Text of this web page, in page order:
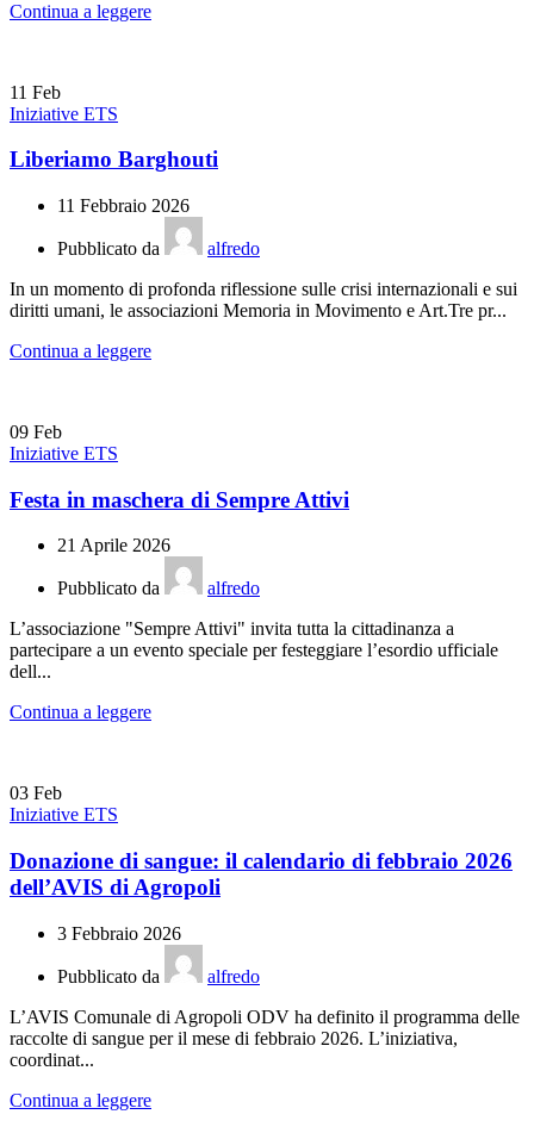
Continua a leggere
11 Feb
Iniziative ETS
Liberiamo Barghouti
11 Febbraio 2026
Pubblicato da
alfredo
In un momento di profonda riflessione sulle crisi internazionali e sui
diritti umani, le associazioni Memoria in Movimento e Art.Tre pr...
Continua a leggere
09 Feb
Iniziative ETS
Festa in maschera di Sempre Attivi
21 Aprile 2026
Pubblicato da
alfredo
L’associazione "Sempre Attivi" invita tutta la cittadinanza a
partecipare a un evento speciale per festeggiare l’esordio ufficiale
dell...
Continua a leggere
03 Feb
Iniziative ETS
Donazione di sangue: il calendario di febbraio 2026
dell’AVIS di Agropoli
3 Febbraio 2026
Pubblicato da
alfredo
L’AVIS Comunale di Agropoli ODV ha definito il programma delle
raccolte di sangue per il mese di febbraio 2026. L’iniziativa,
coordinat...
Continua a leggere